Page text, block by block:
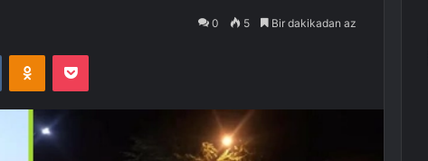
0 5 Bir dakikadan az
VKontakteOdnoklassniki
Pocket